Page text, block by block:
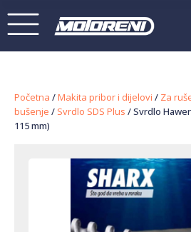
Početna /Makita pribor i dijelovi / Za
bušenje / Svrdlo SDS Plus / Svrdlo
115 mm)